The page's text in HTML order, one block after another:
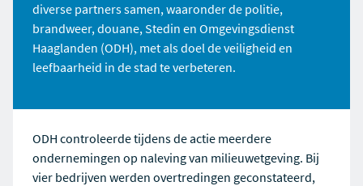
diverse partners samen, waaronder de politie,
brandweer, douane, Stedin en Omgevingsdienst
Haaglanden (ODH), met als doel de veiligheid en
leefbaarheid in de stad te verbeteren.
ODH controleerde tijdens de actie meerdere
ondernemingen op naleving van milieuwetgeving. Bij
vier bedrijven werden overtredingen geconstateerd,